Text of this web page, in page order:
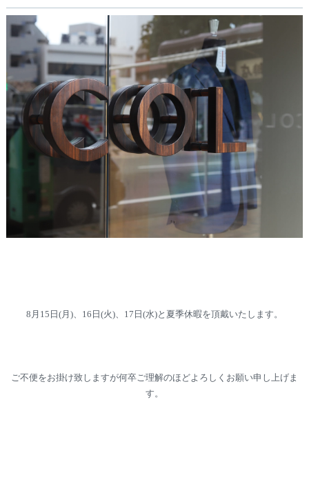
8月15日(月)、16日(火)、17日(水)と夏季休暇を頂戴いたします。
ご不便をお掛け致しますが何卒ご理解のほどよろしくお願い申し上げま
す。